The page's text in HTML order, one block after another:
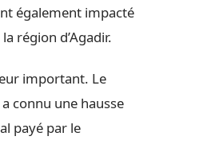
également impacté
région d’Agadir.
important. Le
connu une hausse
payé par le